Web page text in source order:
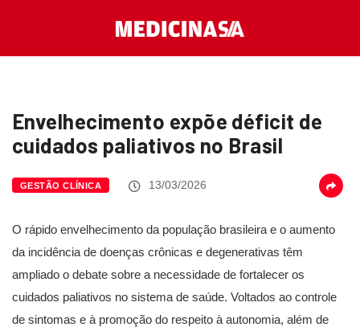
Envelhecimento expõe déficit de
cuidados paliativos no Brasil
GESTÃO CLÍNICA 13/03/2026
O rápido envelhecimento da população brasileira e o aumento
da incidência de doenças crônicas e degenerativas têm
ampliado o debate sobre a necessidade de fortalecer os
cuidados paliativos no sistema de saúde. Voltados ao controle
de sintomas e à promoção do respeito à autonomia, além de